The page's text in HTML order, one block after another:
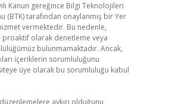
Kanun gereğince Bilgi Teknolojileri
(BTK) tarafından onaylanmış bir Yer
vermektedir. Bu nedenle,
proaktif olarak denetleme veya
bulunmamaktadır. Ancak,
içeriklerin sorumluluğunu
üye olarak bu sorumluluğu kabul
aykırı olduğunu